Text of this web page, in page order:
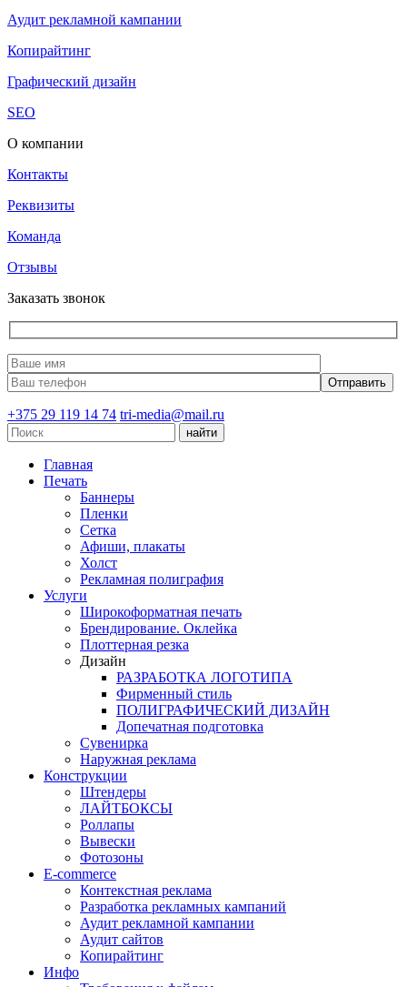
Аудит рекламной кампании
Копирайтинг
Графический дизайн
SEO
О компании
Контакты
Реквизиты
Команда
Отзывы
Заказать звонок
+375 29 119 14 74 tri-media@mail.ru
Главная
Печать
Баннеры
Пленки
Сетка
Афиши, плакаты
Холст
Рекламная полиграфия
Услуги
Широкоформатная печать
Брендирование. Оклейка
Плоттерная резка
Дизайн
РАЗРАБОТКА ЛОГОТИПА
Фирменный стиль
ПОЛИГРАФИЧЕСКИЙ ДИЗАЙН
Допечатная подготовка
Сувенирка
Наружная реклама
Конструкции
Штендеры
ЛАЙТБОКСЫ
Роллапы
Вывески
Фотозоны
E-commerce
Контекстная реклама
Разработка рекламных кампаний
Аудит рекламной кампании
Аудит сайтов
Копирайтинг
Инфо